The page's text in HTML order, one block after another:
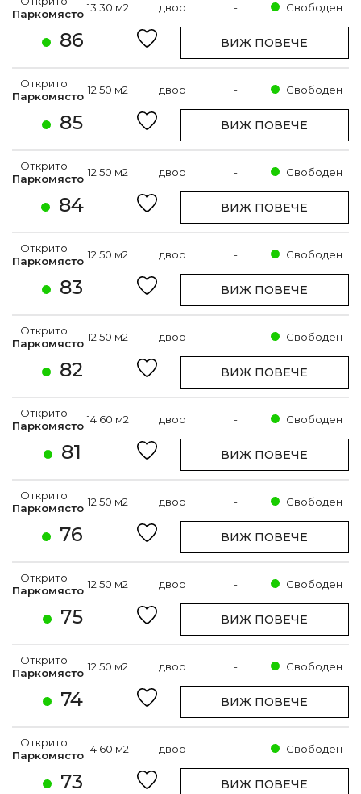
86
Паркомясто 13.30 м2 двор - Свободен
ВИЖ ПОВЕЧЕ
85
Открито
Паркомясто 12.50 м2 двор - Свободен
ВИЖ ПОВЕЧЕ
84
Открито
Паркомясто 12.50 м2 двор - Свободен
ВИЖ ПОВЕЧЕ
83
Открито
Паркомясто 12.50 м2 двор - Свободен
ВИЖ ПОВЕЧЕ
82
Открито
Паркомясто 12.50 м2 двор - Свободен
ВИЖ ПОВЕЧЕ
81
Открито
Паркомясто 14.60 м2 двор - Свободен
ВИЖ ПОВЕЧЕ
76
Открито
Паркомясто 12.50 м2 двор - Свободен
ВИЖ ПОВЕЧЕ
75
Открито
Паркомясто 12.50 м2 двор - Свободен
ВИЖ ПОВЕЧЕ
74
Открито
Паркомясто 12.50 м2 двор - Свободен
ВИЖ ПОВЕЧЕ
73
Открито
Паркомясто 14.60 м2 двор - Свободен
ВИЖ ПОВЕЧЕ